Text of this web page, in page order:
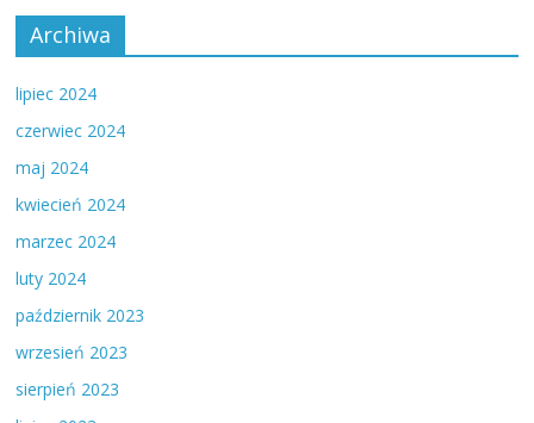
Archiwa
lipiec 2024
czerwiec 2024
maj 2024
kwiecień 2024
marzec 2024
luty 2024
październik 2023
wrzesień 2023
sierpień 2023